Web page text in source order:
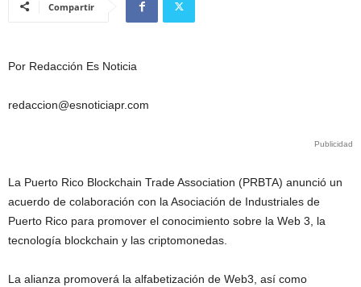
Compartir
Por Redacción Es Noticia
redaccion@esnoticiapr.com
Publicidad
La Puerto Rico Blockchain Trade Association (PRBTA) anunció un
acuerdo de colaboración con la Asociación de Industriales de
Puerto Rico para promover el conocimiento sobre la Web 3, la
tecnología blockchain y las criptomonedas.
La alianza promoverá la alfabetización de Web3, así como